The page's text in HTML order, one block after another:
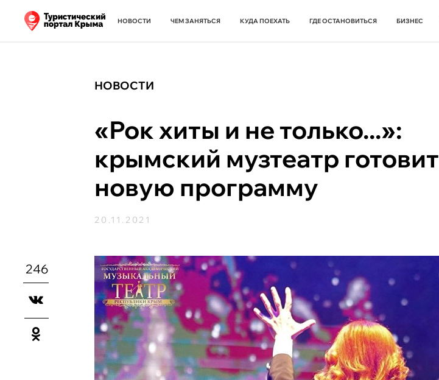
НОВОСТИ ЧЕМ ЗАНЯТЬСЯ КУДА ПОЕХАТЬ ГДЕ ОСТАНОВИТЬСЯ БИЗНЕС
НОВОСТИ
«Рок хиты и не только...»:
крымский музтеатр готовит
новую программу
20.11.2021
246